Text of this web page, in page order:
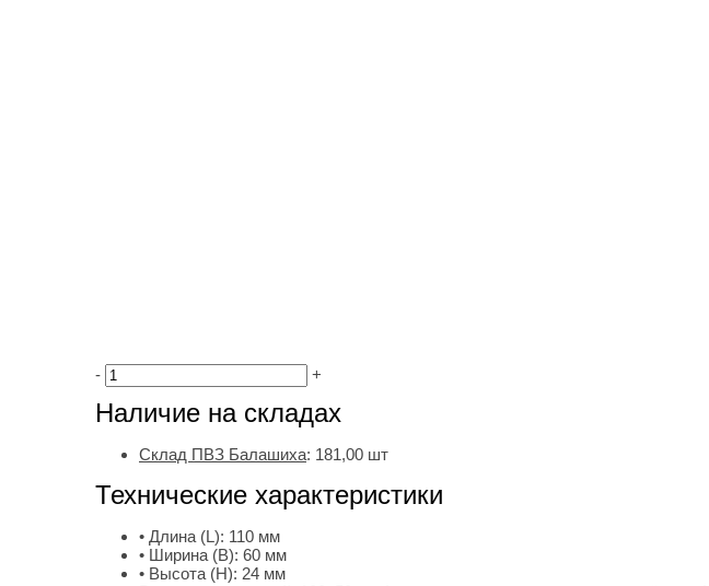
- +
Наличие на складах
Склад ПВЗ Балашиха: 181,00 шт
Технические характеристики
• Длина (L): 110 мм
• Ширина (B): 60 мм
• Высота (H): 24 мм